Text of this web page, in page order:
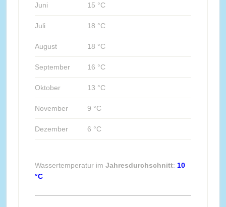
Juni 15 °C
Juli 18 °C
August 18 °C
September 16 °C
Oktober 13 °C
November 9 °C
Dezember 6 °C
Wassertemperatur im Jahresdurchschnitt: 10
°C